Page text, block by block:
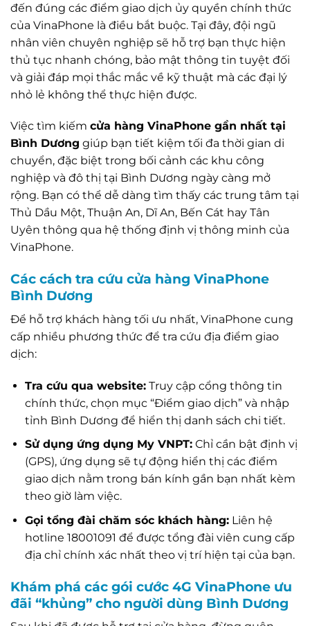
đến đúng các điểm giao dịch ủy quyền chính thức
của VinaPhone là điều bắt buộc. Tại đây, đội ngũ
nhân viên chuyên nghiệp sẽ hỗ trợ bạn thực hiện
thủ tục nhanh chóng, bảo mật thông tin tuyệt đối
và giải đáp mọi thắc mắc về kỹ thuật mà các đại lý
nhỏ lẻ không thể thực hiện được.
Việc tìm kiếm cửa hàng VinaPhone gần nhất tại
Bình Dương giúp bạn tiết kiệm tối đa thời gian di
chuyển, đặc biệt trong bối cảnh các khu công
nghiệp và đô thị tại Bình Dương ngày càng mở
rộng. Bạn có thể dễ dàng tìm thấy các trung tâm tại
Thủ Dầu Một, Thuận An, Dĩ An, Bến Cát hay Tân
Uyên thông qua hệ thống định vị thông minh của
VinaPhone.
Các cách tra cứu cửa hàng VinaPhone
Bình Dương
Để hỗ trợ khách hàng tối ưu nhất, VinaPhone cung
cấp nhiều phương thức để tra cứu địa điểm giao
dịch:
Tra cứu qua website:Truy cập cổng thông tin
chính thức, chọn mục “Điểm giao dịch” và nhập
tỉnh Bình Dương để hiển thị danh sách chi tiết.
Sử dụng ứng dụng My VNPT:Chỉ cần bật định vị
(GPS), ứng dụng sẽ tự động hiển thị các điểm
giao dịch nằm trong bán kính gần bạn nhất kèm
theo giờ làm việc.
Gọi tổng đài chăm sóc khách hàng:Liên hệ
hotline 18001091 để được tổng đài viên cung cấp
địa chỉ chính xác nhất theo vị trí hiện tại của bạn.
Khám phá các gói cước 4G VinaPhone ưu
đãi “khủng” cho người dùng Bình Dương